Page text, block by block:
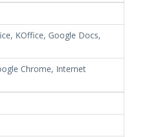
KOffice, Google Docs,
Chrome, Internet